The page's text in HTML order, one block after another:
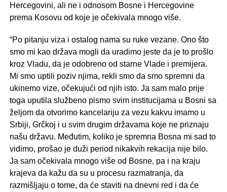
Hercegovini, ali ne i odnosom Bosne i Hercegovine
prema Kosovu od koje je očekivala mnogo više.
“Po pitanju viza i ostalog nama su ruke vezane. Ono što
smo mi kao država mogli da uradimo jeste da je to prošlo
kroz Vladu, da je odobreno od starne Vlade i premijera.
Mi smo uptili poziv njima, rekli smo da smo spremni da
ukinemo vize, očekujući od njih isto. Ja sam malo prije
toga uputila službeno pismo svim institucijama u Bosni sa
željom da otvorimo kancelariju za vezu kakvu imamo u
Srbiji, Grčkoj i u svim drugim državama koje ne priznaju
našu državu. Međutim, koliko je spremna Bosna mi sad to
vidimo, prošao je duži period nikakvih rekacija nije bilo.
Ja sam očekivala mnogo više od Bosne, pa i na kraju
krajeva da kažu da su u procesu razmatranja, da
razmišljaju o tome, da će staviti na dnevni red i da će